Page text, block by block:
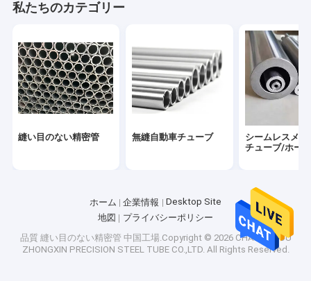
私たちのカテゴリー
縫い目のない精密管 無縫自動車チューブ
シームレスメカ
チューブ/ホー
ホーム 企業情報
Desktop Site
地図
プライバシーポリシー
品質 縫い目のない精密管 中国工場.Copyright © 2026 CHANGZHOU
ZHONGXIN PRECISION STEEL TUBE CO.,LTD. All Rights Reserved.